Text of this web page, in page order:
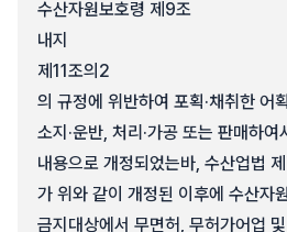
수산자원보호령 제9조
내지
제11조의2
의 규정에 위반하여 포획·채취한 어
소지·운반, 처리·가공 또는 판매하
내용으로 개정되었는바, 수산업법
가 위와 같이 개정된 이후에 수산자
금지대상에서 무면허, 무허가어업